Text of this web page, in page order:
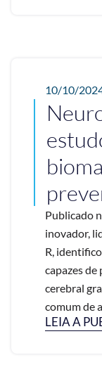
10/10/
Publicado
inovador,
R,
capazes
cerebral
comum de
LEIA A